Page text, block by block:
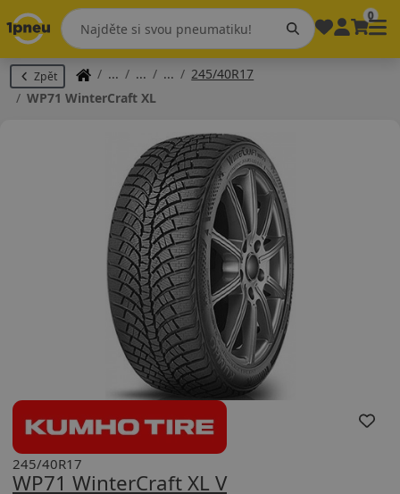
0
Zpět
245/40R17
WP71 WinterCraft XL
WP71 WinterCraft XL V
245/40R17